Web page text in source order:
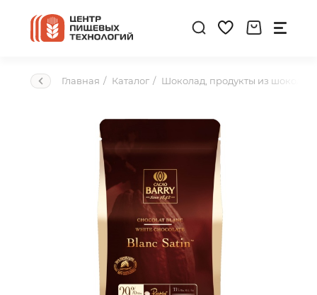
Главная Каталог Шоколад, продукты из